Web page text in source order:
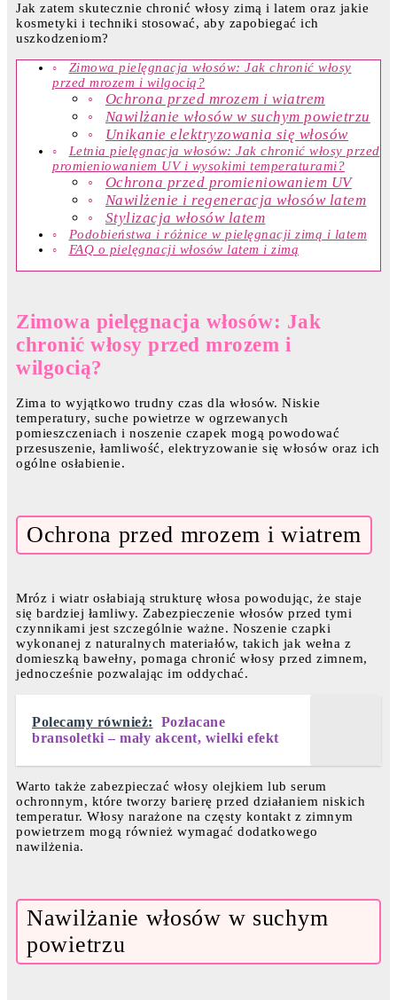
Jak zatem skutecznie chronić włosy zimą i latem oraz jakie
kosmetyki i techniki stosować, aby zapobiegać ich
uszkodzeniom?
Zimowa pielęgnacja włosów: Jak chronić włosy
przed mrozem i wilgocią?
Ochrona przed mrozem i wiatrem
Nawilżanie włosów w suchym powietrzu
Unikanie elektryzowania się włosów
Letnia pielęgnacja włosów: Jak chronić włosy przed
promieniowaniem UV i wysokimi temperaturami?
Ochrona przed promieniowaniem UV
Nawilżenie i regeneracja włosów latem
Stylizacja włosów latem
Podobieństwa i różnice w pielęgnacji zimą i latem
FAQ o pielęgnacji włosów latem i zimą
Zimowa pielęgnacja włosów: Jak
chronić włosy przed mrozem i
wilgocią?
Zima to wyjątkowo trudny czas dla włosów. Niskie
temperatury, suche powietrze w ogrzewanych
pomieszczeniach i noszenie czapek mogą powodować
przesuszenie, łamliwość, elektryzowanie się włosów oraz ich
ogólne osłabienie.
Ochrona przed mrozem i wiatrem
Mróz i wiatr osłabiają strukturę włosa powodując, że staje
się bardziej łamliwy. Zabezpieczenie włosów przed tymi
czynnikami jest szczególnie ważne. Noszenie czapki
wykonanej z naturalnych materiałów, takich jak wełna z
domieszką bawełny, pomaga chronić włosy przed zimnem,
jednocześnie pozwalając im oddychać.
Polecamy również:
Pozłacane
bransoletki – mały akcent, wielki efekt
Warto także zabezpieczać włosy olejkiem lub serum
ochronnym, które tworzy barierę przed działaniem niskich
temperatur. Włosy narażone na częsty kontakt z zimnym
powietrzem mogą również wymagać dodatkowego
nawilżenia.
Nawilżanie włosów w suchym
powietrzu